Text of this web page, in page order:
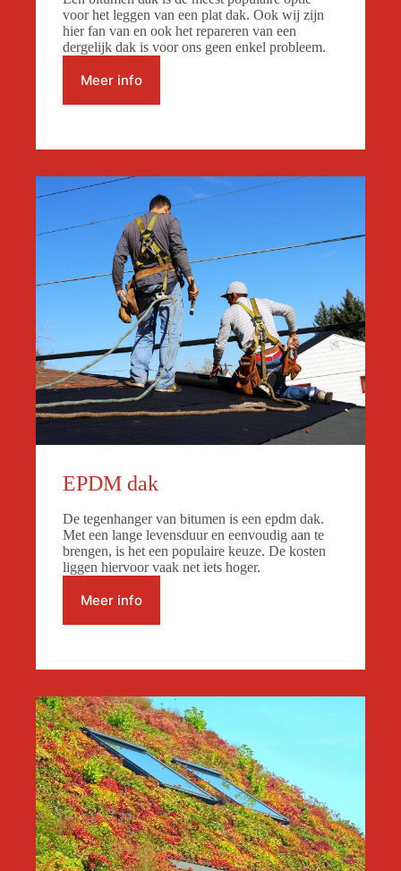
voor het leggen van een plat dak. Ook wij zijn
hier fan van en ook het repareren van een
dergelijk dak is voor ons geen enkel probleem.
Meer info
EPDM dak
De tegenhanger van bitumen is een epdm dak.
Met een lange levensduur en eenvoudig aan te
brengen, is het een populaire keuze. De kosten
liggen hiervoor vaak net iets hoger.
Meer info